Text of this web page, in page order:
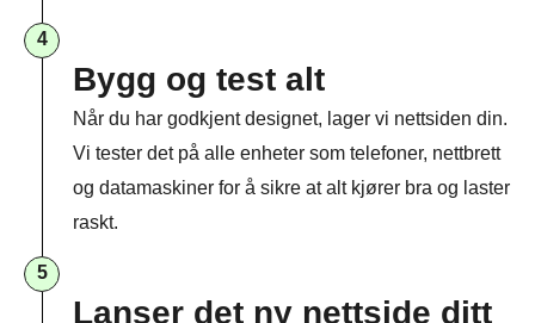
4
Bygg og test alt
Når du har godkjent designet, lager vi nettsiden din.
Vi tester det på alle enheter som telefoner, nettbrett
og datamaskiner for å sikre at alt kjører bra og laster
raskt.
5
Lanser det ny nettside ditt